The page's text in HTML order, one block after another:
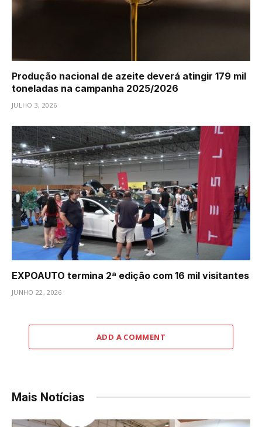
Produção nacional de azeite deverá atingir 179 mil
toneladas na campanha 2025/2026
JULHO 3, 2026
EXPOAUTO termina 2ª edição com 16 mil visitantes
JUNHO 22, 2026
ADD A COMMENT
Mais Notícias